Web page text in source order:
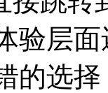
验层
的选